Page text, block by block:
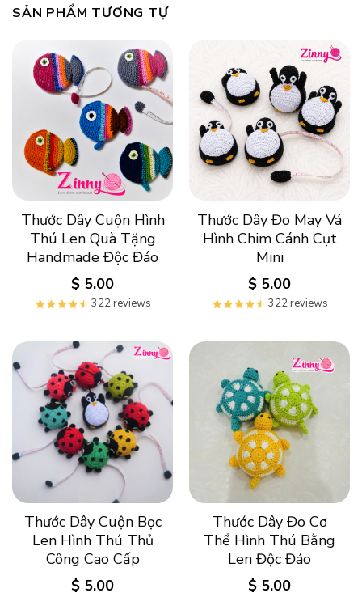
SẢN PHẨM TƯƠNG TỰ
Thước Dây Cuộn Hình
Thú Len Quà Tặng
Handmade Độc Đáo
$ 5.00
322 reviews
Thước Dây Đo May Vá
Hình Chim Cánh Cụt
Mini
$ 5.00
322 reviews
Thước Dây Cuộn Bọc
Len Hình Thú Thủ
Công Cao Cấp
$ 5.00
Thước Dây Đo Cơ
Thể Hình Thú Bằng
Len Độc Đáo
$ 5.00